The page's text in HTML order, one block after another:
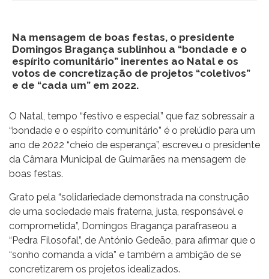
Na mensagem de boas festas, o presidente
Domingos Bragança sublinhou a “bondade e o
espírito comunitário” inerentes ao Natal e os
votos de concretização de projetos “coletivos”
e de “cada um” em 2022.
O Natal, tempo “festivo e especial” que faz sobressair a
“bondade e o espírito comunitário” é o prelúdio para um
ano de 2022 “cheio de esperança”, escreveu o presidente
da Câmara Municipal de Guimarães na mensagem de
boas festas.
Grato pela “solidariedade demonstrada na construção
de uma sociedade mais fraterna, justa, responsável e
comprometida”, Domingos Bragança parafraseou a
“Pedra Filosofal”, de António Gedeão, para afirmar que o
“sonho comanda a vida” e também a ambição de se
concretizarem os projetos idealizados.